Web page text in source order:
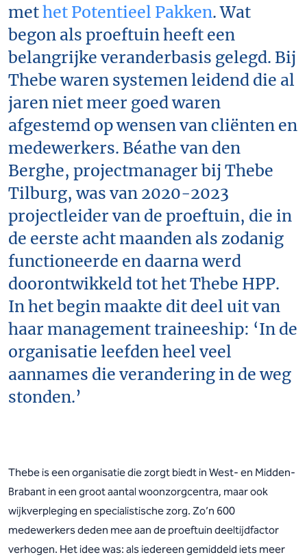
methet Potentieel Pakken. Wat
begon als proeftuin heeft een
belangrijke veranderbasis gelegd. Bij
Thebe waren systemen leidend die al
jaren niet meer goed waren
afgestemd op wensen van cliënten en
medewerkers. Béathe van den
Berghe, projectmanager bij Thebe
Tilburg, was van 2020-2023
projectleider van de proeftuin, die in
de eerste acht maanden als zodanig
functioneerde en daarna werd
doorontwikkeld tot het Thebe HPP.
In het begin maakte dit deel uit van
haar management traineeship: ‘In de
organisatie leefden heel veel
aannames die verandering in de weg
stonden.’
Thebe is een organisatie die zorgt biedt in West- en Midden-
Brabant in een groot aantal woonzorgcentra, maar ook
wijkverpleging en specialistische zorg. Zo’n 600
medewerkers deden mee aan de proeftuin deeltijdfactor
verhogen. Het idee was: als iedereen gemiddeld iets meer